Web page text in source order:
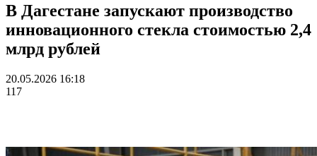
В Дагестане запускают производство
инновационного стекла стоимостью 2,4
млрд рублей
20.05.2026 16:18
117